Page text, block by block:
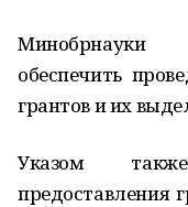
Минобрнауки
обеспечить
грантов и их
Указом
предоставления